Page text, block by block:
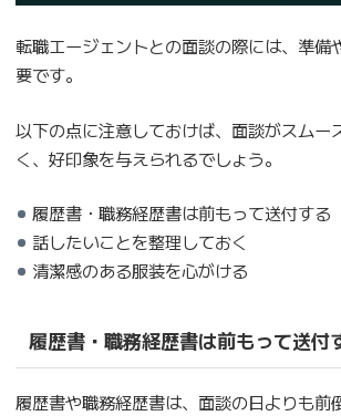
転職エージェントとの面談の際には、準備
要です。
以下の点に注意しておけば、面談がスムー
く、好印象を与えられるでしょう。
履歴書・職務経歴書は前もって送付する
話したいことを整理しておく
清潔感のある服装を心がける
履歴書・職務経歴書は前もって送付
履歴書や職務経歴書は、面談の日よりも前